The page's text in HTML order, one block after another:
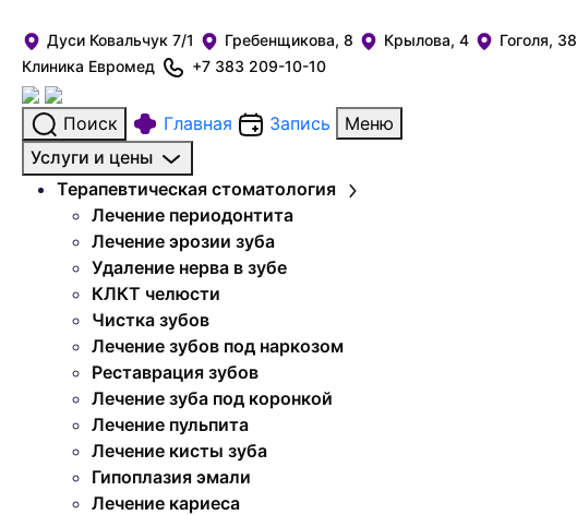
Дуси Ковальчук 7/1 Гребенщикова, 8 Крылова, 4
Гоголя, 38
Клиника Евромед
+7 383 209-10-10
Поиск Главная Запись
Меню
Услуги и цены
Терапевтическая стоматология
Лечение периодонтита
Лечение эрозии зуба
Удаление нерва в зубе
КЛКТ челюсти
Чистка зубов
Лечение зубов под наркозом
Реставрация зубов
Лечение зуба под коронкой
Лечение пульпита
Лечение кисты зуба
Гипоплазия эмали
Лечение кариеса